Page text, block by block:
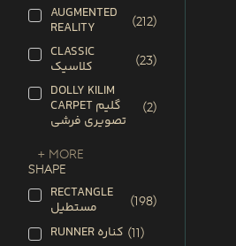
AUGMENTED
REALITY (212)
CLASSIC
کلاسیک (23)
DOLLY KILIM
CARPET گلیم
تصویری فرشی
(2)
+ More
SHAPE
RECTANGLE
مستطیل (198)
RUNNER کناره (11)